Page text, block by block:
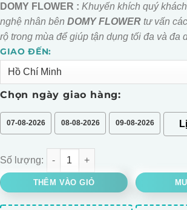
DOMY FLOWER : Khuyến khích quý
nghệ nhân bên DOMY FLOWER tư vấn
rộ trong mùa để giúp tận dụng tối đa và đa
GIAO ĐẾN:
Chọn ngày giao hàng:
07-08-2026 08-08-2026 09-08-2026
SÉT QUÀ TẾT XANH DƯƠNG số lượng
THÊM VÀO GIỎ
Alternative: